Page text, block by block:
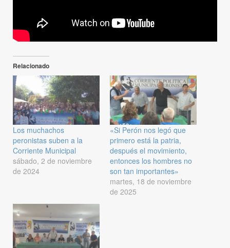
Relacionado
Los muchachos
peronistas suben a la
Corriente Municipal
sábado, 2 de noviembre
de 2024
«Si Perón nos legó que
primero está la patria,
después el movimiento,
entonces los hombres no
son tan importantes»
martes, 18 de noviembre
de 2025